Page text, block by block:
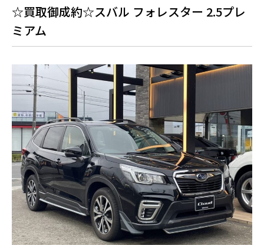
☆買取御成約☆スバル フォレスター 2.5プレ
ミアム